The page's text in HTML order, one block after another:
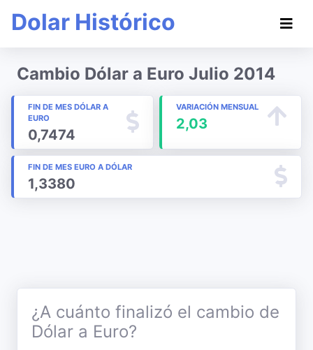
Dolar Histórico
Cambio Dólar a Euro Julio 2014
FIN DE MES DÓLAR A
EURO
0,7474
VARIACIÓN MENSUAL
2,03
FIN DE MES EURO A DÓLAR
1,3380
¿A cuánto finalizó el cambio de
Dólar a Euro?